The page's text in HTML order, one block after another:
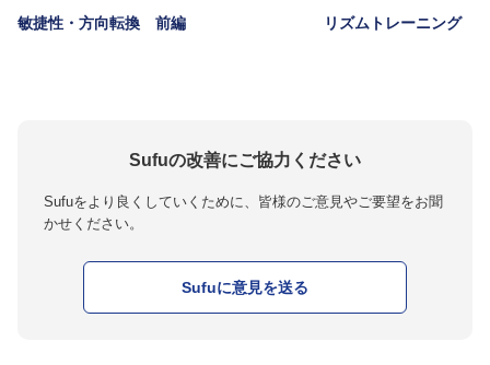
敏捷性・方向転換 前編 リズムトレーニング
Sufuの改善にご協力ください
Sufuをより良くしていくために、皆様のご意見やご要望をお聞
かせください。
Sufuに意見を送る